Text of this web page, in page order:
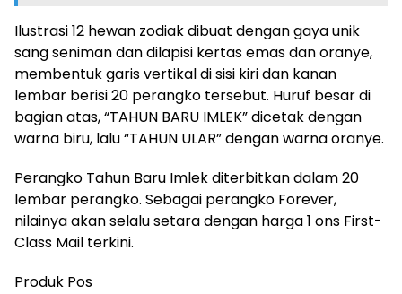
Ilustrasi 12 hewan zodiak dibuat dengan gaya unik
sang seniman dan dilapisi kertas emas dan oranye,
membentuk garis vertikal di sisi kiri dan kanan
lembar berisi 20 perangko tersebut. Huruf besar di
bagian atas, “TAHUN BARU IMLEK” dicetak dengan
warna biru, lalu “TAHUN ULAR” dengan warna oranye.
Perangko Tahun Baru Imlek diterbitkan dalam 20
lembar perangko. Sebagai perangko Forever,
nilainya akan selalu setara dengan harga 1 ons First-
Class Mail terkini.
Produk Pos